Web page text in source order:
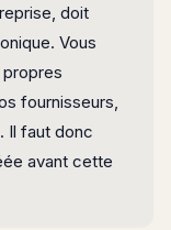
doit
Vous
fournisseurs,
Il faut donc
avant cette